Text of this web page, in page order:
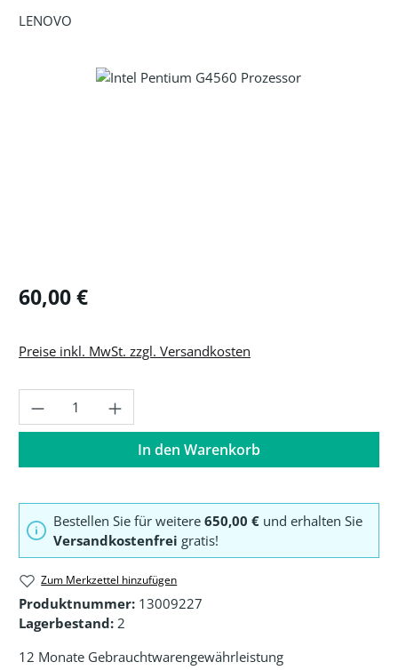
LENOVO
Bildergalerie überspringen
Regulärer Preis:
60,00 €
Preise inkl. MwSt. zzgl. Versandkosten
Produkt Anzahl: Gib den gewünschten
In den Warenkorb
Bestellen Sie für weitere 650,00 € und erhalten Sie
Versandkostenfrei gratis!
Zum Merkzettel hinzufügen
Produktnummer: 13009227
Lagerbestand: 2
12 Monate Gebrauchtwarengewährleistung